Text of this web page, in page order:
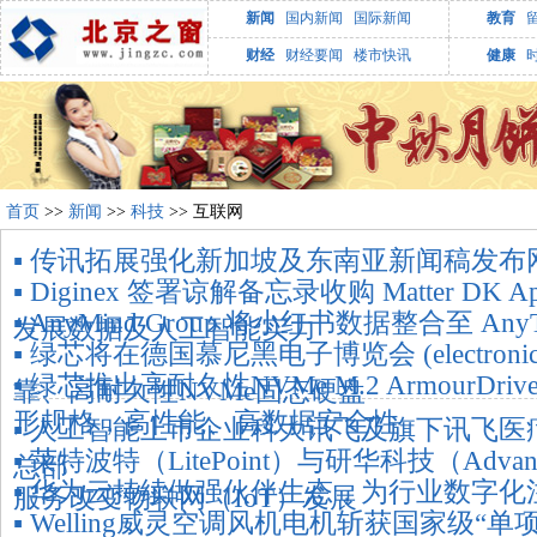
新闻 国内新闻 国际新闻 教育
财经 财经要闻 楼市快讯 健康
首页 >> 新闻 >> 科技 >> 互联网
▪ 传讯拓展强化新加坡及东南亚新闻稿发布
▪ Diginex 签署谅解备忘录收购 Matter DK
发展数据及人工智能实力
▪ AnyMind Group 将小红书数据整合至
▪ 绿芯将在德国慕尼黑电子博览会
靠、高耐久性NVMe固态硬盘
▪ 绿芯推出高耐久性NVMe M.2
形规格，高性能、高数据安全性
▪ 人工智能上市企业科大讯飞及旗下讯飞
总部
▪ 莱特波特（LitePoint）与研华科技（
服务改变物联网（IoT）发展
▪ 华为云持续做强伙伴生态，为行业数字化
▪ Welling威灵空调风机电机斩获国家级“单